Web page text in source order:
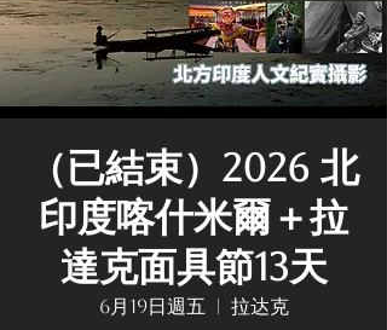
（已結束）2026 北
印度喀什米爾＋拉
達克面具節13天
6月19日週五 拉达克